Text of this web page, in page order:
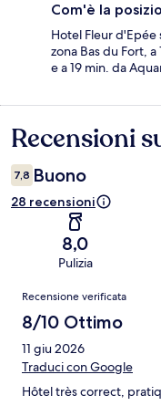
Com'è la
Hotel Fleur d'Epée
zona Bas du Fort,
e a 19 min. da
Recensioni
Recensioni
7,8 Buono
28 recensioni
8,0
Pulizia
Recensioni
Recensione verificata
8/10 Ottimo
11 giu 2026
Traduci con Google
Hôtel très correct,